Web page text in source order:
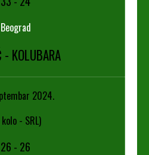
Beograd
- KOLUBARA
2024.
- SRL)
26 - 26